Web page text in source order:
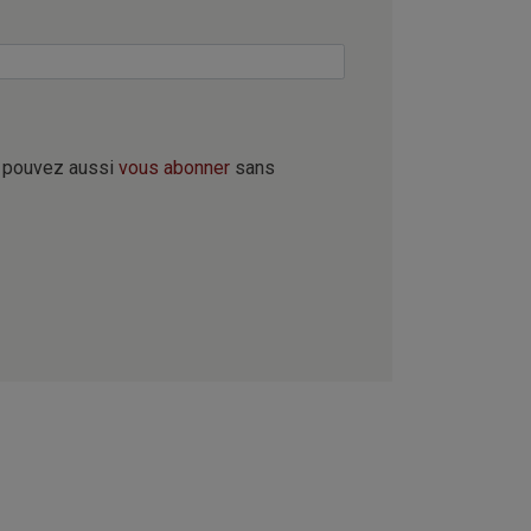
aussi vous abonner sans